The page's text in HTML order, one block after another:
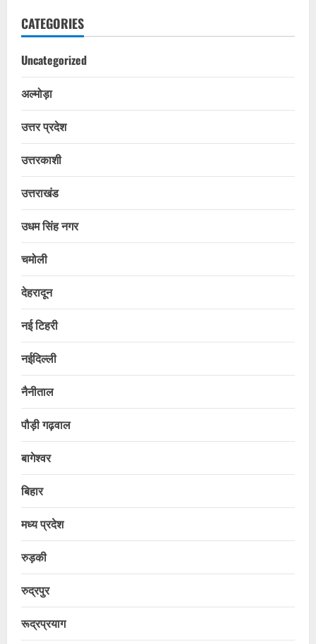
CATEGORIES
Uncategorized
अल्मोड़ा
उत्तर प्रदेश
उत्तरकाशी
उत्तराखंड
उधम सिंह नगर
चमोली
देहरादून
नई टिहरी
नईदिल्ली
नैनीताल
पौड़ी गढ़वाल
बागेश्वर
बिहार
मध्य प्रदेश
रुड़की
रुद्रपुर
रूद्रप्रयाग